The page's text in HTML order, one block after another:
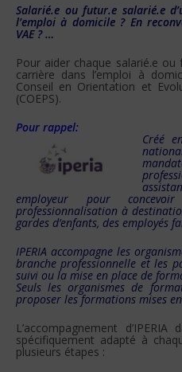
Salarié.e ou futur.e salarié.e
l’emploi à domicile ? En
VAE ? …
Pour aider chaque salarié.e
carrière dans l’emploi à
Conseil en Orientation et
(COEPS).
Pour rappel:
Créé
employeur pour
professionnalisation à
gardes d’enfants, des employés
IPERIA accompagne les
branche professionnelle et les
suivi ou la mise en place de
Seuls les organismes de
proposer les formations mises
L’accompagnement
spécifiquement adapté à
plusieurs étapes :